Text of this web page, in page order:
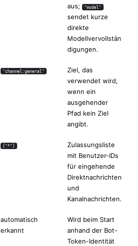
aus;
"model"
sendet kurze
direkte
Modellvervollstän
digungen.
"channel:general"
Ziel, das
verwendet wird,
wenn ein
ausgehender
Pfad kein Ziel
angibt.
["*"]
Zulassungsliste
mit Benutzer-IDs
für eingehende
Direktnachrichten
und
Kanalnachrichten.
automatisch
erkannt
Wird beim Start
anhand der Bot-
Token-Identität